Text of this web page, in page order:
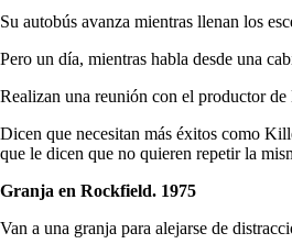
Su autobús avanza mientras llenan los
Pero un día, mientras habla desde una
Realizan una reunión con el productor
Dicen que necesitan más éxitos como
que le dicen que no quieren repetir la
Granja en Rockfield. 1975
Van a una granja para alejarse de